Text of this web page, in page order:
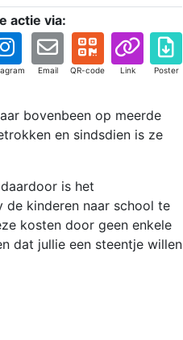
actie via:
Email QR-code Link Poster
bovenbeen op meerde
en sindsdien is ze
is het
de kinderen naar school te
kosten door geen enkele
dat jullie een steentje willen